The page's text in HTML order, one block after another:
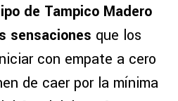
de Tampico Madero
sensaciones que los
con empate a cero
de caer por la mínima